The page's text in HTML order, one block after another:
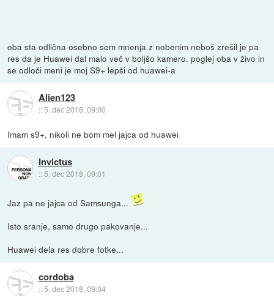
oba sta odlična osebno sem mnenja z nobenim neboš zrešil je pa
res da je Huawei dal malo več v boljšo kamero. poglej oba v živo in
se odloči meni je moj S9+ lepši od huawei-a
Alien123
::5. dec 2018, 09:00
Imam s9+, nikoli ne bom mel jajca od huawei
Invictus
:: 5. dec 2018, 09:01
Jaz pa ne jajca od Samsunga...
Isto sranje, samo drugo pakovanje...
Huawei dela res dobre fotke...
cordoba
::5. dec 2018, 09:04